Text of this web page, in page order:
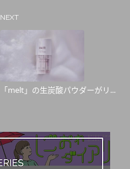
NEXT
「melt」の生炭酸パウダーがリ...